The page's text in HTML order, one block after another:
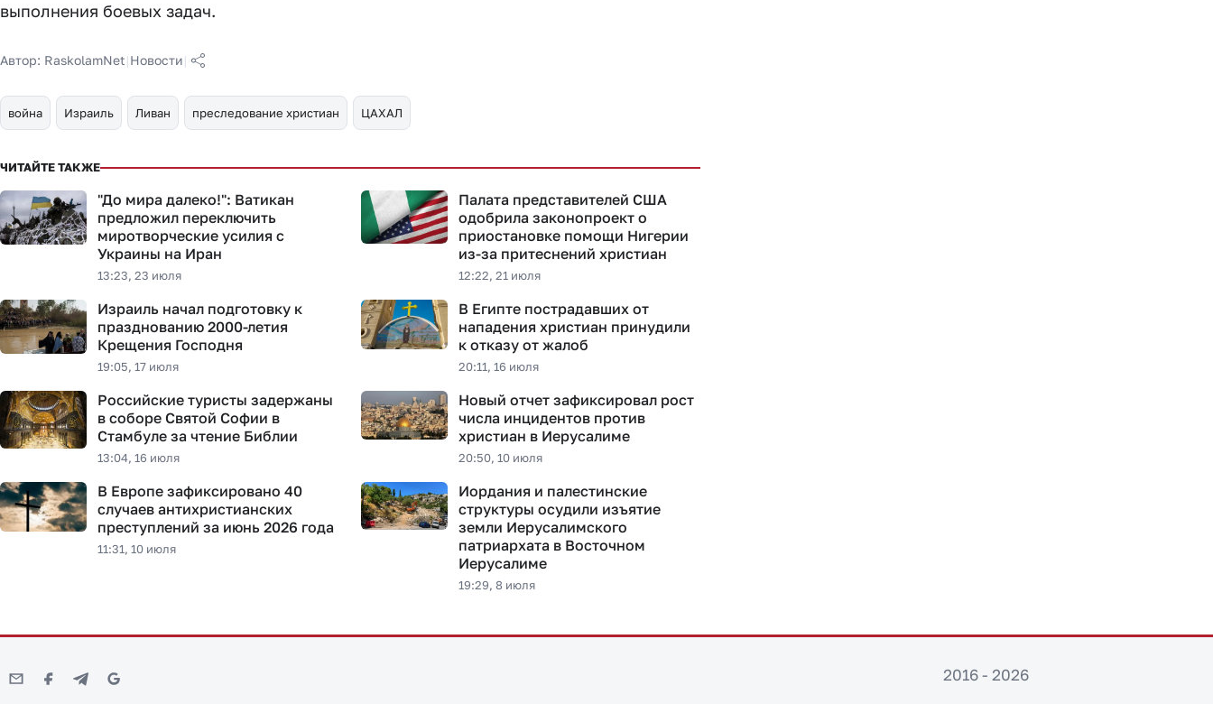
выполнения боевых задач.
Автор: RaskolamNet|Новости|
война Израиль Ливан преследование христиан ЦАХАЛ
ЧИТАЙТЕ ТАКЖЕ
"До мира далеко!": Ватикан
предложил переключить
миротворческие усилия с
Украины на Иран
13:23, 23 июля
Палата представителей США
одобрила законопроект о
приостановке помощи Нигерии
из-за притеснений христиан
12:22, 21 июля
Израиль начал подготовку к
празднованию 2000-летия
Крещения Господня
19:05, 17 июля
В Египте пострадавших от
нападения христиан принудили
к отказу от жалоб
20:11, 16 июля
Российские туристы задержаны
в соборе Святой Софии в
Стамбуле за чтение Библии
13:04, 16 июля
Новый отчет зафиксировал рост
числа инцидентов против
христиан в Иерусалиме
20:50, 10 июля
В Европе зафиксировано 40
случаев антихристианских
преступлений за июнь 2026 года
11:31, 10 июля
Иордания и палестинские
структуры осудили изъятие
земли Иерусалимского
патриархата в Восточном
Иерусалиме
19:29, 8 июля
2016 - 2026